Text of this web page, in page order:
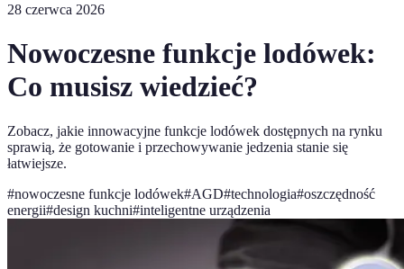
28 czerwca 2026
Nowoczesne funkcje lodówek:
Co musisz wiedzieć?
Zobacz, jakie innowacyjne funkcje lodówek dostępnych na rynku
sprawią, że gotowanie i przechowywanie jedzenia stanie się
łatwiejsze.
#nowoczesne funkcje lodówek#AGD#technologia#oszczędność
energii#design kuchni#inteligentne urządzenia